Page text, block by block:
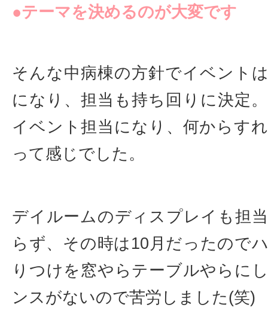
●テーマを決めるのが大変です
そんな中病棟の方針でイベント
になり、担当も持ち回りに決定
イベント担当になり、何からす
って感じでした。
デイルームのディスプレイも担
らず、その時は10月だったので
りつけを窓やらテーブルやらに
ンスがないので苦労しました(笑)